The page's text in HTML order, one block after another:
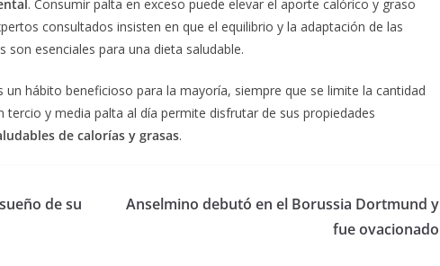
. Consumir palta en exceso puede elevar el aporte calórico y graso
consultados insisten en que el equilibrio y la adaptación de las
son esenciales para una dieta saludable.
un hábito beneficioso para la mayoría, siempre que se limite la cantidad
tercio y media palta al día permite disfrutar de sus propiedades
de calorías y grasas.
de su
Anselmino debutó en el Borussia Dortmund y
fue ovacionado